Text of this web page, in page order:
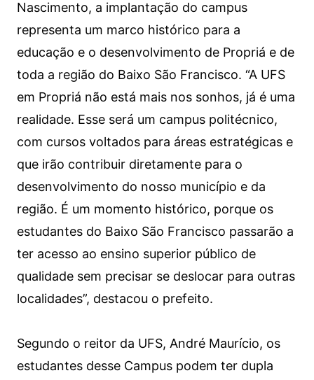
Nascimento, a implantação do campus
representa um marco histórico para a
educação e o desenvolvimento de Propriá e de
toda a região do Baixo São Francisco. “A UFS
em Propriá não está mais nos sonhos, já é uma
realidade. Esse será um campus politécnico,
com cursos voltados para áreas estratégicas e
que irão contribuir diretamente para o
desenvolvimento do nosso município e da
região. É um momento histórico, porque os
estudantes do Baixo São Francisco passarão a
ter acesso ao ensino superior público de
qualidade sem precisar se deslocar para outras
localidades”, destacou o prefeito.
Segundo o reitor da UFS, André Maurício, os
estudantes desse Campus podem ter dupla